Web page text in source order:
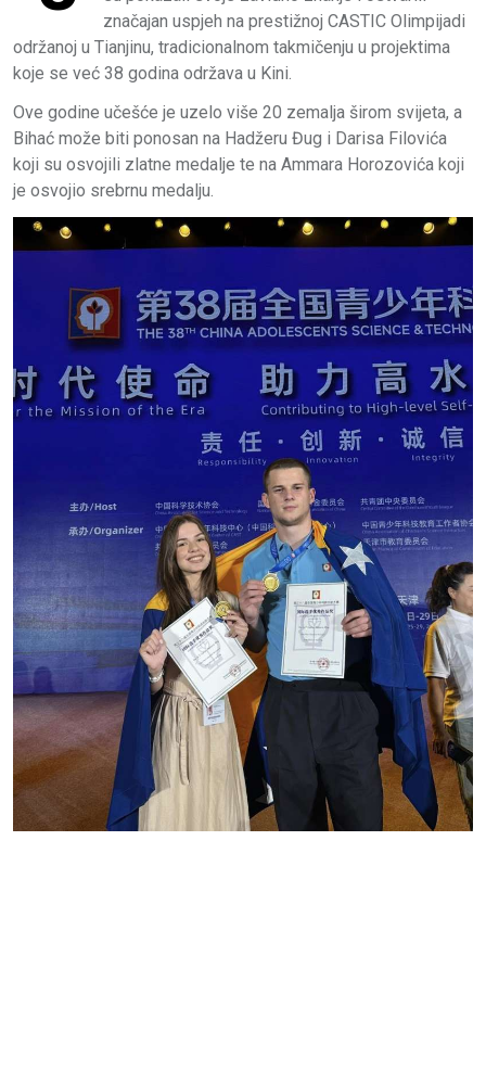
značajan uspjeh na prestižnoj CASTIC Olimpijadi
održanoj u Tianjinu, tradicionalnom takmičenju u projektima
koje se već 38 godina održava u Kini.
Ove godine učešće je uzelo više 20 zemalja širom svijeta, a
Bihać može biti ponosan na Hadžeru Đug i Darisa Filovića
koji su osvojili zlatne medalje te na Ammara Horozovića koji
je osvojio srebrnu medalju.